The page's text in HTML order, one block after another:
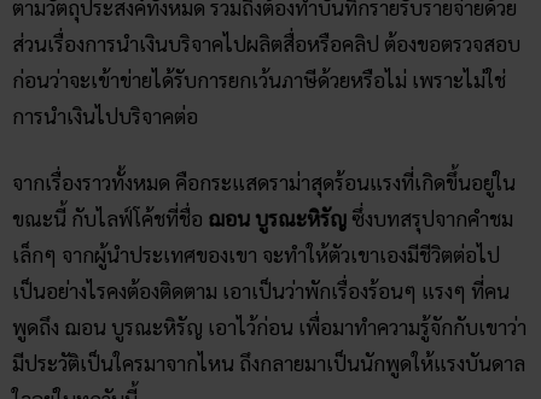
ตามวัตถุประสงค์ทั้งหมด รวมถึงต้องทำบันทึกรายรับรายจ่ายด้วย
ส่วนเรื่องการนำเงินบริจาคไปผลิตสื่อหรือคลิป ต้องขอตรวจสอบ
ก่อนว่าจะเข้าข่ายได้รับการยกเว้นภาษีด้วยหรือไม่ เพราะไม่ใช่
การนำเงินไปบริจาคต่อ
จากเรื่องราวทั้งหมด คือกระแสดราม่าสุดร้อนแรงที่เกิดขึ้นอยู่ใน
ขณะนี้ กับไลฟ์โค้ชที่ชื่อ ฌอน บูรณะหิรัญ ซึ่งบทสรุปจากคำชม
เล็กๆ จากผู้นำประเทศของเขา จะทำให้ตัวเขาเองมีชีวิตต่อไป
เป็นอย่างไรคงต้องติดตาม เอาเป็นว่าพักเรื่องร้อนๆ แรงๆ ที่คน
พูดถึง ฌอน บูรณะหิรัญ เอาไว้ก่อน เพื่อมาทำความรู้จักกับเขาว่า
มีประวัติเป็นใครมาจากไหน ถึงกลายมาเป็นนักพูดให้แรงบันดาล